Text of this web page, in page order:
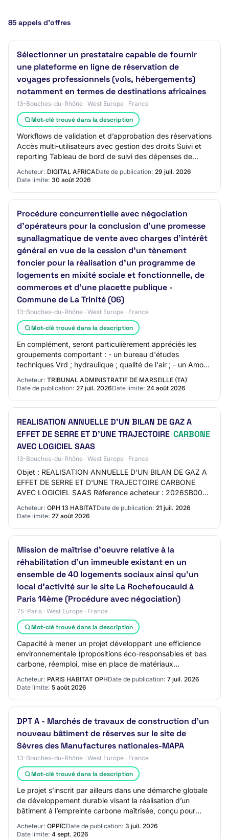
85 appels d’offres
Sélectionner un prestataire capable de fournir
une plateforme en ligne de réservation de
voyages professionnels (vols, hébergements)
notamment en termes de destinations africaines
13-Bouches-du-Rhône · West Europe · France
Mot-clé trouvé dans la description
Workflows de validation et d’approbation des réservations
Accès multi-utilisateurs avec gestion des droits Suivi et
reporting Tableau de bord de suivi des dépenses de
Acheteur: DIGITAL AFRICADate de publication: 29 juil. 2026
Date limite: 30 août 2026
Procédure concurrentielle avec négociation
d'opérateurs pour la conclusion d'une promesse
synallagmatique de vente avec charges d'intérêt
général en vue de la cession d'un tènement
foncier pour la réalisation d'un programme de
logements en mixité sociale et fonctionnelle, de
commerces et d'une placette publique -
Commune de La Trinité (06)
13-Bouches-du-Rhône · West Europe · France
Mot-clé trouvé dans la description
En complément, seront particulièrement appréciés les
groupements comportant : - un bureau d'études
techniques Vrd ; hydraulique ; qualité de l'air ; - un Amo
Acheteur: TRIBUNAL ADMINISTRATIF DE MARSEILLE (TA)
Date de publication: 27 juil. 2026Date limite: 24 août 2026
REALISATION ANNUELLE D'UN BILAN DE GAZ A
EFFET DE SERRE ET D'UNE TRAJECTOIRE CARBONE
AVEC LOGICIEL SAAS
13-Bouches-du-Rhône · West Europe · France
Objet : REALISATION ANNUELLE D'UN BILAN DE GAZ A
EFFET DE SERRE ET D'UNE TRAJECTOIRE CARBONE
AVEC LOGICIEL SAAS Réference acheteur : 2026SB0037
adaptée…
Acheteur: OPH 13 HABITATDate de publication: 21 juil. 2026
Date limite: 27 août 2026
Mission de maîtrise d'oeuvre relative à la
réhabilitation d'un immeuble existant en un
ensemble de 40 logements sociaux ainsi qu'un
local d'activité sur le site La Rochefoucauld à
Paris 14ème (Procédure avec négociation)
75-Paris · West Europe · France
Mot-clé trouvé dans la description
Capacité à mener un projet développant une efficience
environnementale (propositions éco-responsables et bas
carbone, réemploi, mise en place de matériaux
Acheteur: PARIS HABITAT OPHDate de publication: 7 juil. 2026
Date limite: 5 août 2026
DPT A - Marchés de travaux de construction d'un
nouveau bâtiment de réserves sur le site de
Sèvres des Manufactures nationales-MAPA
13-Bouches-du-Rhône · West Europe · France
Mot-clé trouvé dans la description
Le projet s’inscrit par ailleurs dans une démarche globale
de développement durable visant la réalisation d’un
bâtiment à l’empreinte carbone maîtrisée, conçu pour
assurer sa pérennité et répondre au…
Acheteur: OPPÏCDate de publication: 3 juil. 2026
Date limite: 4 sept. 2026